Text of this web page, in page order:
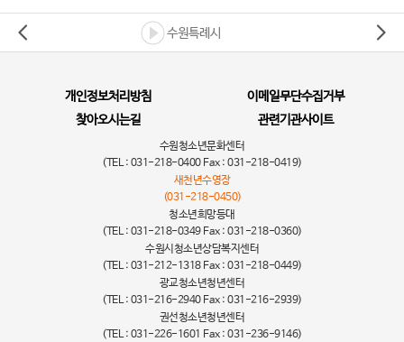
수원특례시
개인정보처리방침
이메일무단수집거부
찾아오시는길
관련기관사이트
수원청소년문화센터
(TEL : 031-218-0400 Fax : 031-218-0419)
새천년수영장
(031-218-0450)
청소년희망등대
(TEL : 031-218-0349 Fax : 031-218-0360)
수원시청소년상담복지센터
(TEL : 031-212-1318 Fax : 031-218-0449)
광교청소년청년센터
(TEL : 031-216-2940 Fax : 031-216-2939)
권선청소년청년센터
(TEL : 031-226-1601 Fax : 031-236-9146)